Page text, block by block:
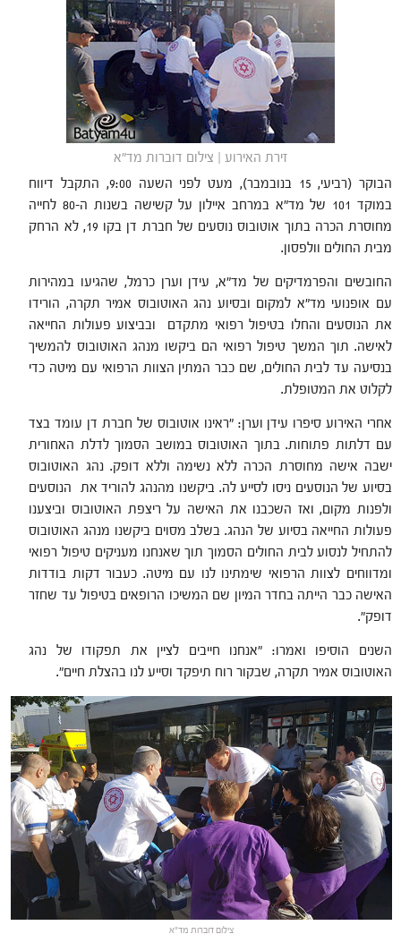
זירת האירוע | צילום דוברות מד"א
הבוקר (רביעי, 15 בנובמבר), מעט לפני השעה 9:00, התקבל דיווח
במוקד 101 של מד"א במרחב איילון על קשישה בשנות ה-80 לחייה
מחוסרת הכרה בתוך אוטובוס נוסעים של חברת דן בקו 19, לא הרחק
מבית החולים וולפסון.
החובשים והפרמדיקים של מד"א, עידן וערן כרמל, שהגיעו במהירות
עם אופנועי מד"א למקום ובסיוע נהג האוטובוס אמיר תקרה, הורידו
את הנוסעים והחלו בטיפול רפואי מתקדם ובביצוע פעולות החייאה
לאישה. תוך המשך טיפול רפואי הם ביקשו מנהג האוטובוס להמשיך
בנסיעה עד לבית החולים, שם כבר המתין הצוות הרפואי עם מיטה כדי
לקלוט את המטופלת.
אחרי האירוע סיפרו עידן וערן: "ראינו אוטובוס של חברת דן עומד בצד
עם דלתות פתוחות. בתוך האוטובוס במושב הסמוך לדלת האחורית
ישבה אישה מחוסרת הכרה ללא נשימה וללא דופק. נהג האוטובוס
בסיוע של הנוסעים ניסו לסייע לה. ביקשנו מהנהג להוריד את הנוסעים
ולפנות מקום, ואז השכבנו את האישה על ריצפת האוטובוס וביצענו
פעולות החייאה בסיוע של הנהג. בשלב מסוים ביקשנו מנהג האוטובוס
להתחיל לנסוע לבית החולים הסמוך תוך שאנחנו מעניקים טיפול רפואי
ומדווחים לצוות הרפואי שימתינו לנו עם מיטה. כעבור דקות בודדות
האישה כבר הייתה בחדר המיון שם המשיכו הרופאים בטיפול עד שחזר
דופק".
השנים הוסיפו ואמרו: "אנחנו חייבים לציין את תפקודו של נהג
האוטובוס אמיר תקרה, שבקור רוח תיפקד וסייע לנו בהצלת חיים".
צילום דוברות מד"א